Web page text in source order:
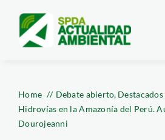
content
Home Debate abierto Destacados
Hidrovías en la Amazonía del Perú.
Dourojeanni